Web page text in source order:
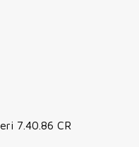
7.40.86 CR